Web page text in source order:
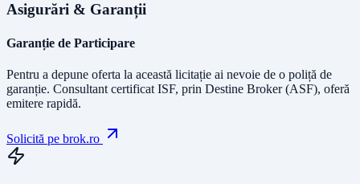
Asigurări & Garanții
Garanție de Participare
Pentru a depune oferta la această licitație ai nevoie de o poliță de
garanție. Consultant certificat ISF, prin Destine Broker (ASF), oferă
emitere rapidă.
Solicită pe brok.ro